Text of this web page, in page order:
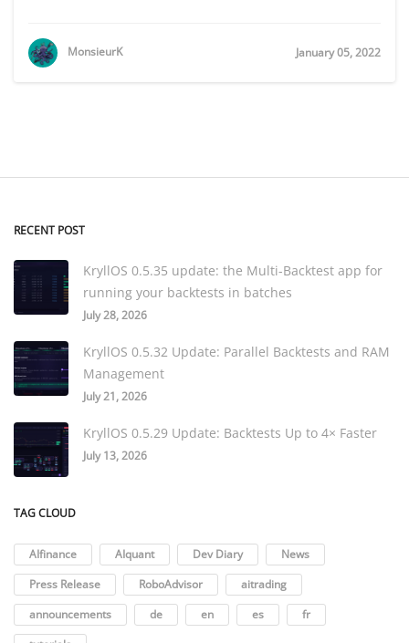
MonsieurK January 05, 2022
RECENT POST
KryllOS 0.5.35 update: the Multi-Backtest app for
running your backtests in batches
July 28, 2026
KryllOS 0.5.32 Update: Parallel Backtests and RAM
Management
July 21, 2026
KryllOS 0.5.29 Update: Backtests Up to 4× Faster
July 13, 2026
TAG CLOUD
AIfinance AIquant Dev Diary
News
Press Release
RoboAdvisor
aitrading
announcements
de en es
fr